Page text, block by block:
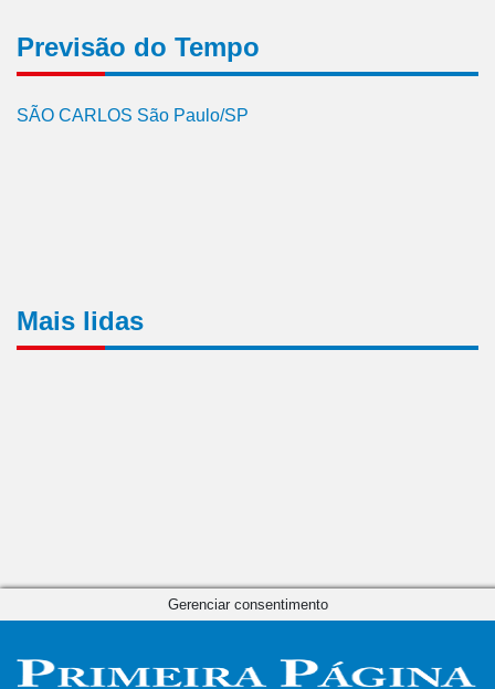
Previsão do Tempo
SÃO CARLOS São Paulo/SP
Mais lidas
Gerenciar consentimento